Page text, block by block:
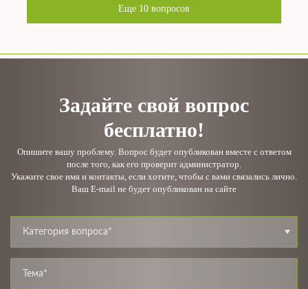
Еще 10 вопросов
Задайте свой вопрос
бесплатно!
Опишите вашу проблему. Вопрос будет опубликован вместе с ответом
после того, как его проверит администратор.
Укажите свое имя и контакты, если хотите, чтобы с вами связались лично.
Ваш E-mail не будет опубликован на сайте
Категория вопроса*